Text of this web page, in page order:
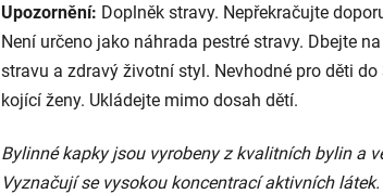
Upozornění: Doplněk stravy. Nepřekračujte
Není určeno jako náhrada pestré stravy. Dbejte
stravu a zdravý životní styl. Nevhodné pro děti do
kojící ženy. Ukládejte mimo dosah dětí.
Bylinné kapky jsou vyrobeny z kvalitních bylin a
Vyznačují se vysokou koncentrací aktivních látek.